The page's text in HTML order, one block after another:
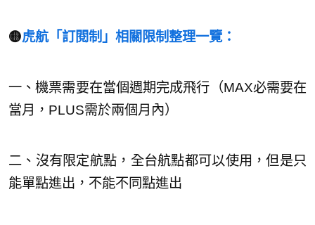
🟡虎航「訂閱制」相關限制整理一覽：
一、機票需要在當個週期完成飛行（MAX必需要在
當月，PLUS需於兩個月內）
二、沒有限定航點，全台航點都可以使用，但是只
能單點進出，不能不同點進出